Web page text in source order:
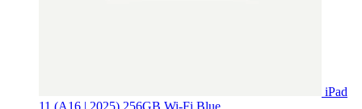
iPad
11 (A16 | 2025) 256GB Wi-Fi Blue